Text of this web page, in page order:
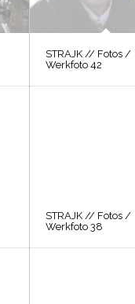
STRAJK // Fotos /
Werkfoto 42
STRAJK // Fotos /
Werkfoto 38